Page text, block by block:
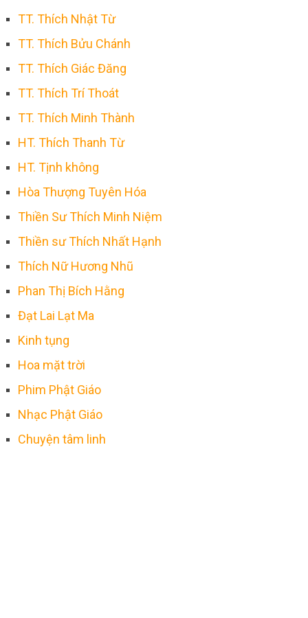
TT. Thích Nhật Từ
TT. Thích Bửu Chánh
TT. Thích Giác Đăng
TT. Thích Trí Thoát
TT. Thích Minh Thành
HT. Thích Thanh Từ
HT. Tịnh không
Hòa Thượng Tuyên Hóa
Thiền Sư Thích Minh Niệm
Thiền sư Thích Nhất Hạnh
Thích Nữ Hương Nhũ
Phan Thị Bích Hằng
Đạt Lai Lạt Ma
Kinh tụng
Hoa mặt trời
Phim Phật Giáo
Nhạc Phật Giáo
Chuyện tâm linh